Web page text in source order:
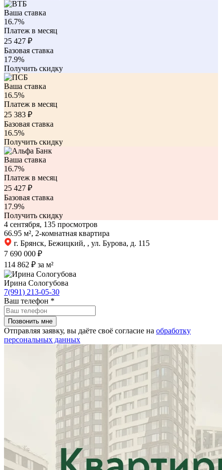
Ваша ставка
16.7%
Платеж в месяц
25 427 ₽
Базовая ставка
17.9%
Получить скидку
Ваша ставка
16.5%
Платеж в месяц
25 383 ₽
Базовая ставка
16.5%
Получить скидку
Ваша ставка
16.7%
Платеж в месяц
25 427 ₽
Базовая ставка
17.9%
Получить скидку
4 сентября, 135 просмотров
66.95 м², 2-комнатная квартира
г. Брянск, Бежицкий, , ул. Бурова, д. 115
7 690 000 ₽
114 862 ₽ за м²
Ирина Сологубова
7(991) 213-05-30
Ваш телефон *
Отправляя заявку, вы даёте своё согласие на обработку
персональных данных